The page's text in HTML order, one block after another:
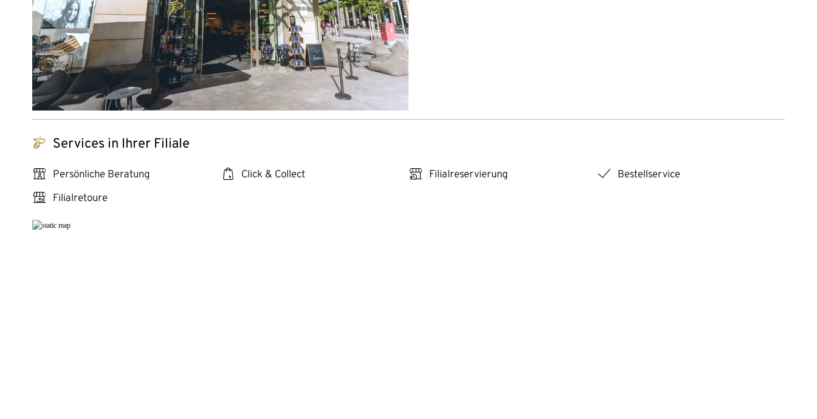
tchibo_logo Services in Ihrer Filiale
personal_services Persönliche Beratung click_collect Click & Collect click_reserve_store Filialreservierung checkmark Bestellservice
store_return Filialretoure